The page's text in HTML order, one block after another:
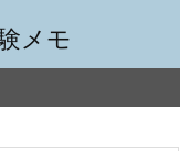
メモ